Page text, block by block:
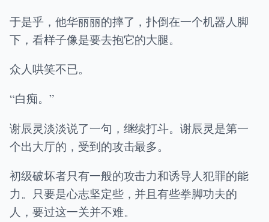
于是乎，他华丽丽的摔了，扑倒在一个机器人脚
下，看样子像是要去抱它的大腿。
众人哄笑不已。
“白痴。”
谢辰灵淡淡说了一句，继续打斗。谢辰灵是第一
个出大厅的，受到的攻击最多。
初级破坏者只有一般的攻击力和诱导人犯罪的能
力。只要是心志坚定些，并且有些拳脚功夫的
人，要过这一关并不难。